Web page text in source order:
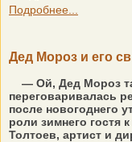
Подробнее...
Дед Мороз и его
— Ой, Дед Мороз
переговаривалась
после новогоднего
роли зимнего гостя
Толтоев, артист и